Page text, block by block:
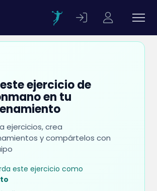
ejercicio de
en tu
ejercicios, crea
y compártelos con
este ejercicio como